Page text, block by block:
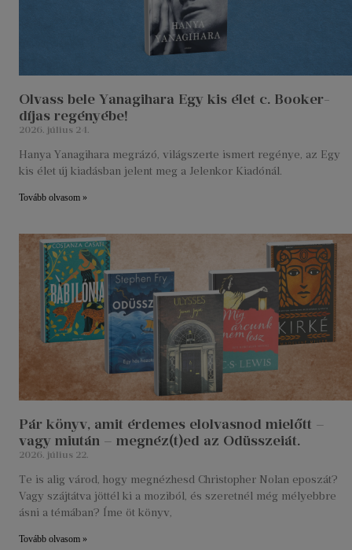
Olvass bele Yanagihara Egy kis élet c. Booker-
díjas regényébe!
2026. július 24.
Hanya Yanagihara megrázó, világszerte ismert regénye, az Egy
kis élet új kiadásban jelent meg a Jelenkor Kiadónál.
Tovább olvasom »
Pár könyv, amit érdemes elolvasnod mielőtt –
vagy miután – megnéz(t)ed az Odüsszeiát.
2026. július 22.
Te is alig várod, hogy megnézhesd Christopher Nolan eposzát?
Vagy szájtátva jöttél ki a moziból, és szeretnél még mélyebbre
ásni a témában? Íme öt könyv,
Tovább olvasom »